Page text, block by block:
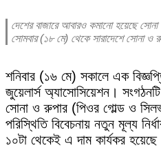
দেশের বাজারে আবারও কমানো হয়েছে
সোমবার (১৮ মে) থেকে সারাদেশে সোনা ও
শনিবার (১৬ মে) সকালে এক
জুয়েলার্স অ্যাসোসিয়েশন।
সোনা ও রুপার (পিওর গোল্ড ও
পরিস্থিতি বিবেচনায় নতুন মূল্য
১০টা থেকেই এ দাম কার্যকর